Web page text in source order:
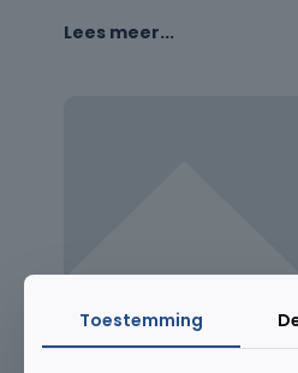
Lees meer...
Toestemming